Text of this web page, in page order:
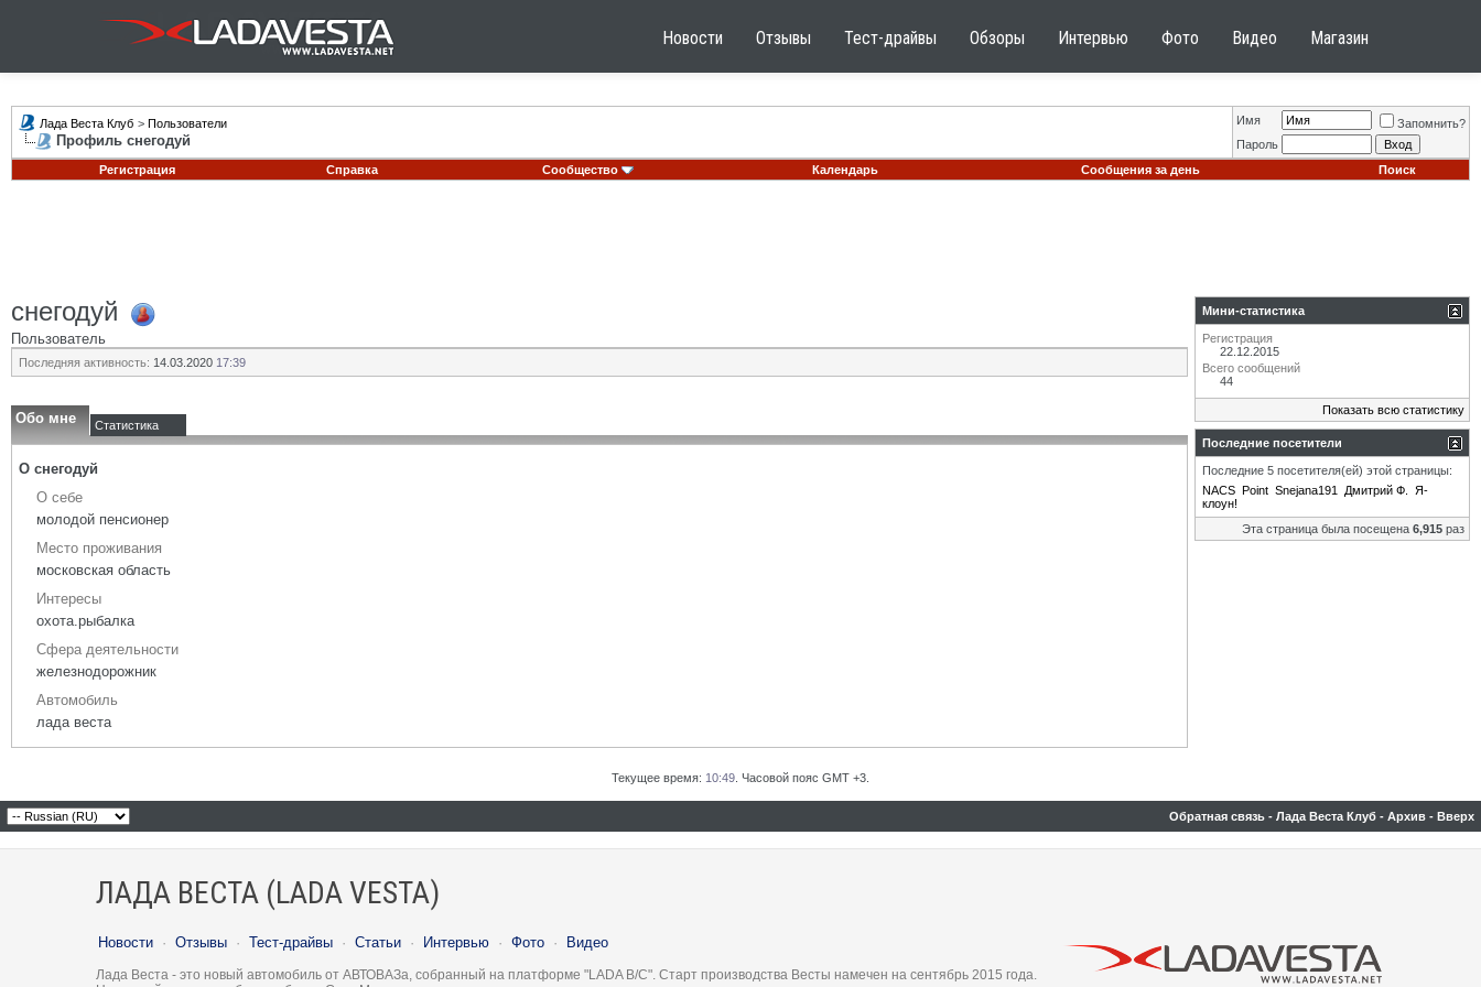
Новости Отзывы Тест-драйвы Обзоры Интервью Фото Видео Магазин
Лада Веста Клуб > Пользователи
Профиль снегодуй
Имя
Запомнить?
Пароль
Регистрация
Справка Сообщество Календарь Сообщения за день Поиск
снегодуй
Пользователь
Последняя активность: 14.03.2020 17:39
Обо мне Статистика
О снегодуй
О себе
молодой пенсионер
Место проживания
московская область
Интересы
охота.рыбалка
Сфера деятельности
железнодорожник
Автомобиль
лада веста
Мини-статистика
Регистрация
22.12.2015
Всего сообщений
44
Показать всю статистику
Последние посетители
Последние 5 посетителя(ей) этой страницы:
NACS Point Snejana191 Дмитрий Ф.
Я-
клоун!
Эта страница была посещена 6,915 раз
Текущее время: 10:49 . Часовой пояс GMT +3.
Обратная связь - Лада Веста Клуб - Архив - Вверх
ЛАДА ВЕСТА (LADA VESTA)
Новости · Отзывы · Тест-драйвы · Статьи · Интервью · Фото · Видео
Лада Веста - это новый автомобиль от АВТОВАЗа, собранный на платформе "LADA B/C". Старт производства Весты намечен на сентябрь 2015 года.